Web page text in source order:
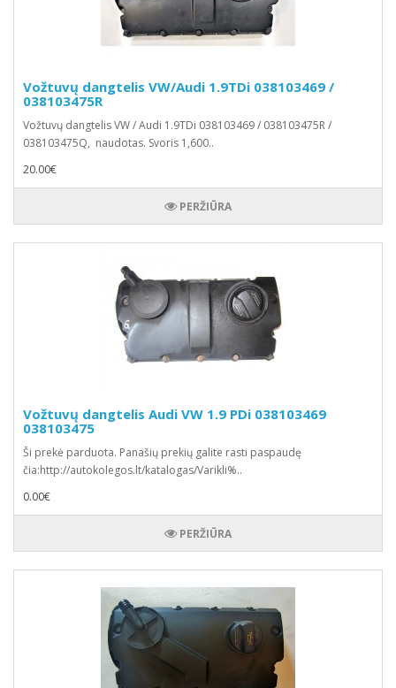
Vožtuvų dangtelis VW/Audi 1.9TDi 038103469 /
038103475R
Vožtuvų dangtelis VW / Audi 1.9TDi 038103469 / 038103475R /
038103475Q, naudotas. Svoris 1,600..
20.00€
PERŽIŪRA
Vožtuvų dangtelis Audi VW 1.9 PDi 038103469
038103475
Ši prekė parduota. Panašių prekių galite rasti paspaudę
čia:http://autokolegos.lt/katalogas/Varikli%..
0.00€
PERŽIŪRA